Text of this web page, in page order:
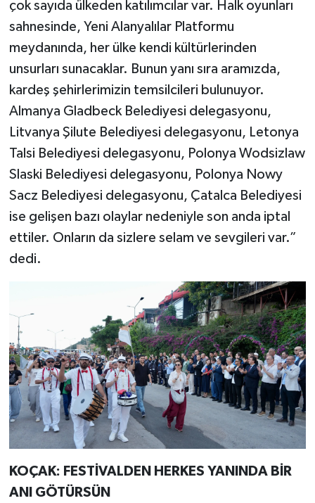
çok sayıda ülkeden katılımcılar var. Halk oyunları
sahnesinde, Yeni Alanyalılar Platformu
meydanında, her ülke kendi kültürlerinden
unsurları sunacaklar. Bunun yanı sıra aramızda,
kardeş şehirlerimizin temsilcileri bulunuyor.
Almanya Gladbeck Belediyesi delegasyonu,
Litvanya Şilute Belediyesi delegasyonu, Letonya
Talsi Belediyesi delegasyonu, Polonya Wodsizlaw
Slaski Belediyesi delegasyonu, Polonya Nowy
Sacz Belediyesi delegasyonu, Çatalca Belediyesi
ise gelişen bazı olaylar nedeniyle son anda iptal
ettiler. Onların da sizlere selam ve sevgileri var.”
dedi.
KOÇAK: FESTİVALDEN HERKES YANINDA BİR
ANI GÖTÜRSÜN